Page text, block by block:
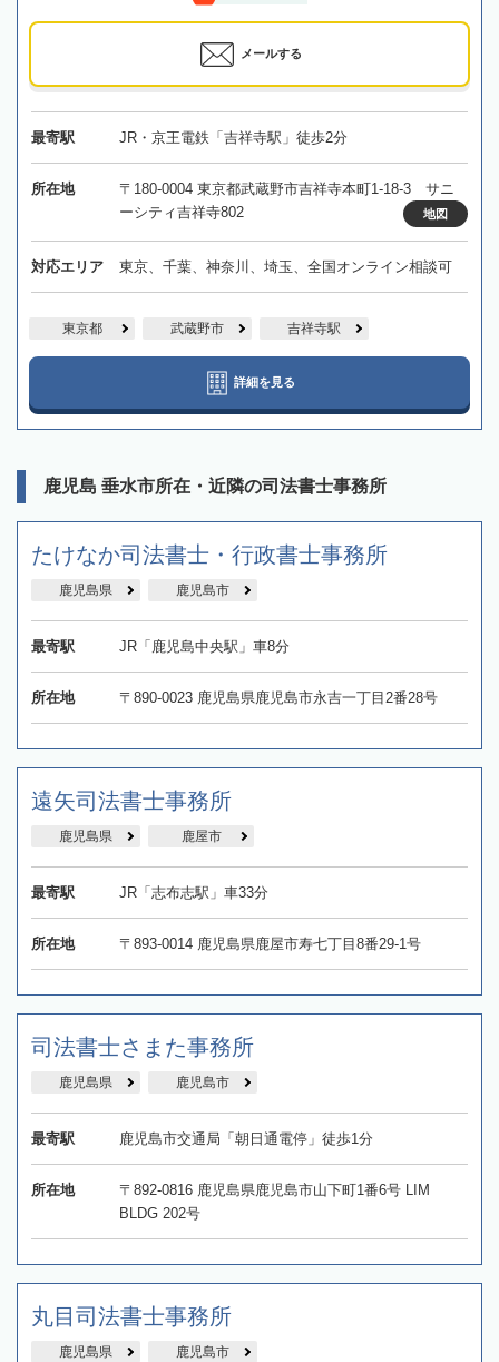
メールする
最寄駅 JR・京王電鉄「吉祥寺駅」徒歩2分
所在地
〒180-0004 東京都武蔵野市吉祥寺本町1-18-3 サニ
ーシティ吉祥寺802
地図
対応エリア 東京、千葉、神奈川、埼玉、全国オンライン相談可
東京都 武蔵野市 吉祥寺駅
詳細を見る
鹿児島 垂水市所在・近隣の司法書士事務所
たけなか司法書士・行政書士事務所
鹿児島県 鹿児島市
最寄駅 JR「鹿児島中央駅」車8分
所在地 〒890-0023 鹿児島県鹿児島市永吉一丁目2番28号
遠矢司法書士事務所
鹿児島県 鹿屋市
最寄駅 JR「志布志駅」車33分
所在地 〒893-0014 鹿児島県鹿屋市寿七丁目8番29-1号
司法書士さまた事務所
鹿児島県 鹿児島市
最寄駅 鹿児島市交通局「朝日通電停」徒歩1分
所在地
〒892-0816 鹿児島県鹿児島市山下町1番6号 LIM
BLDG 202号
丸目司法書士事務所
鹿児島県 鹿児島市